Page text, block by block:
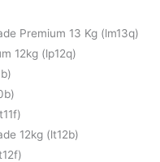
Premium 13 Kg (lm13q)
12kg (lp12q)
12kg (lt12b)